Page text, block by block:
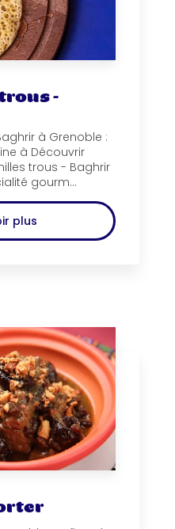
-
à Grenoble :
à Découvrir
trous - Baghrir
gourm...
plus